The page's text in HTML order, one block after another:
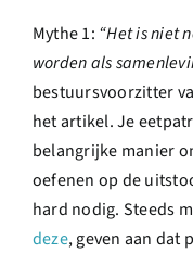
Mythe 1: “Het is niet
worden als
bestuursvoorzitter
het artikel. Je
belangrijke manier
oefenen op de
hard nodig. Steeds
deze, geven aan dat